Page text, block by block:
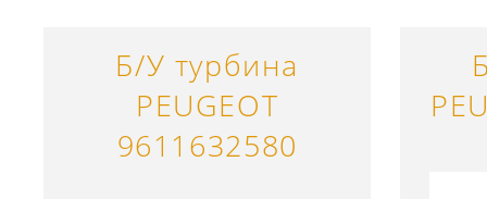
Б/У турбина
PEUGEOT
9611632580